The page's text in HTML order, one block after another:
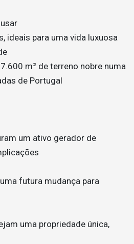
ideais para uma vida luxuosa
m² de terreno nobre numa
de Portugal
um ativo gerador de
futura mudança para
uma propriedade única,